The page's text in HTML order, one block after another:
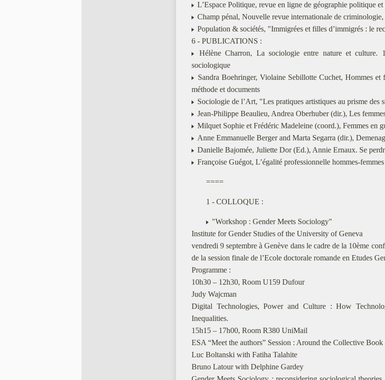
L’Espace Politique, revue en ligne de géographie politique
Champ pénal, Nouvelle revue internationale de
Population & sociétés, "Immigrées et filles d’immigrés : le
6 - PUBLICATIONS :
Hélène Charron, La sociologie entre nature et culture.
sociologique
Sandra Boehringer, Violaine Sebillotte Cuchet, Hommes
méthode et documents
Sociologie de l’Art, "Les pratiques artistiques au prisme des
Jean-Philippe Beaulieu, Andrea Oberhuber (dir.), Les
Milquet Sophie et Frédéric Madeleine (coord.), Femmes en
Anne Emmanuelle Berger and Marta Segarra (dir.),
Danielle Bajomée, Juliette Dor (Ed.), Annie Ernaux. Se
Françoise Guégot, L’égalité professionnelle hommes-
====
1 - COLLOQUE :
"Workshop : Gender Meets Sociology"
Institute for Gender Studies of the University of Geneva
vendredi 9 septembre à Genève dans le cadre de la 10ème
de la session finale de l’Ecole doctorale romande en Etudes
Programme :
10h30 – 12h30, Room U159 Dufour
Judy Wajcman
Digital Technologies, Power and Culture : How
Inequalities.
15h15 – 17h00, Room R380 UniMail
ESA “Meet the authors” Session : Around the Collective Book
Luc Boltanski with Fatiha Talahite
Bruno Latour with Delphine Gardey